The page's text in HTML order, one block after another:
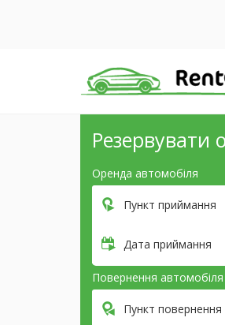
Резервувати
Оренда автомобіля
Пункт приймання
Дата приймання
Повернення автомобіля
Пункт повернення